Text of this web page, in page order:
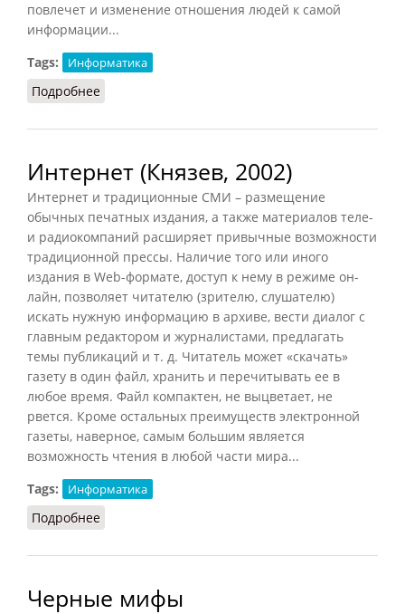
повлечет и изменение отношения людей к самой
информации...
Tags:
Информатика
Подробнее
Интернет (Князев, 2002)
Интернет и традиционные СМИ – размещение
обычных печатных издания, а также материалов теле-
и радиокомпаний расширяет привычные возможности
традиционной прессы. Наличие того или иного
издания в Web-формате, доступ к нему в режиме он-
лайн, позволяет читателю (зрителю, слушателю)
искать нужную информацию в архиве, вести диалог с
главным редактором и журналистами, предлагать
темы публикаций и т. д. Читатель может «скачать»
газету в один файл, хранить и перечитывать ее в
любое время. Файл компактен, не выцветает, не
рвется. Кроме остальных преимуществ электронной
газеты, наверное, самым большим является
возможность чтения в любой части мира...
Tags:
Информатика
Подробнее
Черные мифы